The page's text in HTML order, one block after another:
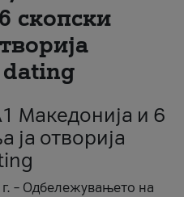
скопски
dating
Македонија и 6
ја отворија
– Одбележувањето на